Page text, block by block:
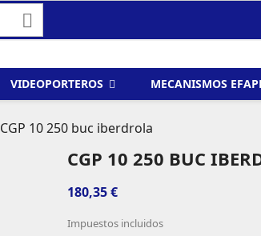

VIDEOPORTEROS MECANISMOS
CGP 10 250 buc iberdrola
CGP 10 250 BUC
180,35 €
Impuestos incluidos